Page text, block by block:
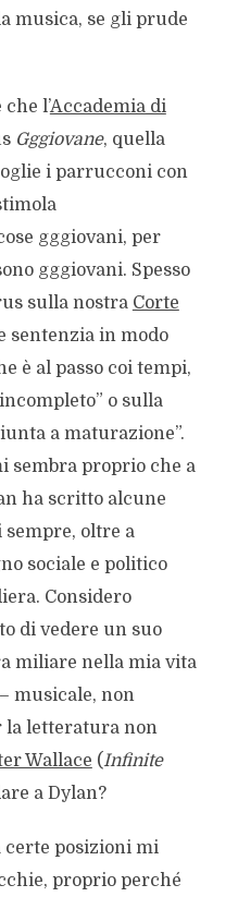
musica, se gli prude
l’Accademia di
Gggiovane, quella
i parrucconi con
gggiovani, per
gggiovani. Spesso
sulla nostra Corte
sentenzia in modo
è al passo coi tempi,
o sulla
a maturazione”.
sembra proprio che a
ha scritto alcune
sempre, oltre a
sociale e politico
Considero
di vedere un suo
miliare nella mia vita
musicale, non
la letteratura non
Wallace (Infinite
a Dylan?
certe posizioni mi
proprio perché